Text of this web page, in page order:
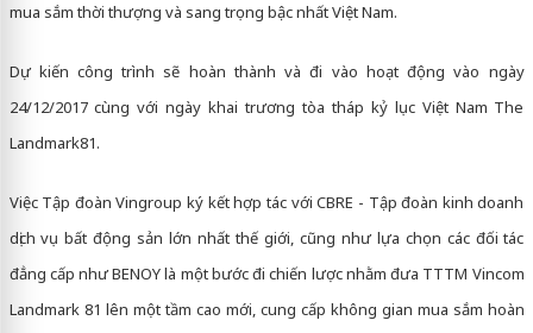
mua sắm thời thượng và sang trọng bậc nhất Việt Nam.
Dự kiến công trình sẽ hoàn thành và đi vào hoạt động vào ngày
24/12/2017 cùng với ngày khai trương tòa tháp kỷ lục Việt Nam The
Landmark81.
Việc Tập đoàn Vingroup ký kết hợp tác với CBRE - Tập đoàn kinh doanh
dịch vụ bất động sản lớn nhất thế giới, cũng như lựa chọn các đối tác
đẳng cấp như BENOY là một bước đi chiến lược nhằm đưa TTTM Vincom
Landmark 81 lên một tầm cao mới, cung cấp không gian mua sắm hoàn